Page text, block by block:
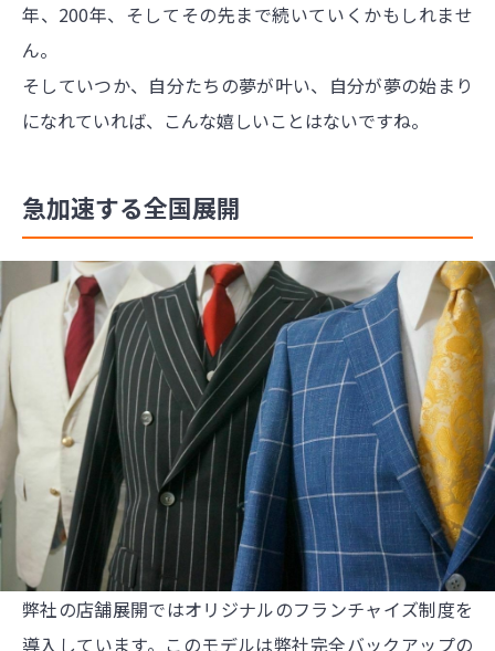
年、200年、そしてその先まで続いていくかもしれませ
ん。
そしていつか、自分たちの夢が叶い、自分が夢の始まり
になれていれば、こんな嬉しいことはないですね。
急加速する全国展開
弊社の店舗展開ではオリジナルのフランチャイズ制度を
導入しています。このモデルは弊社完全バックアップの